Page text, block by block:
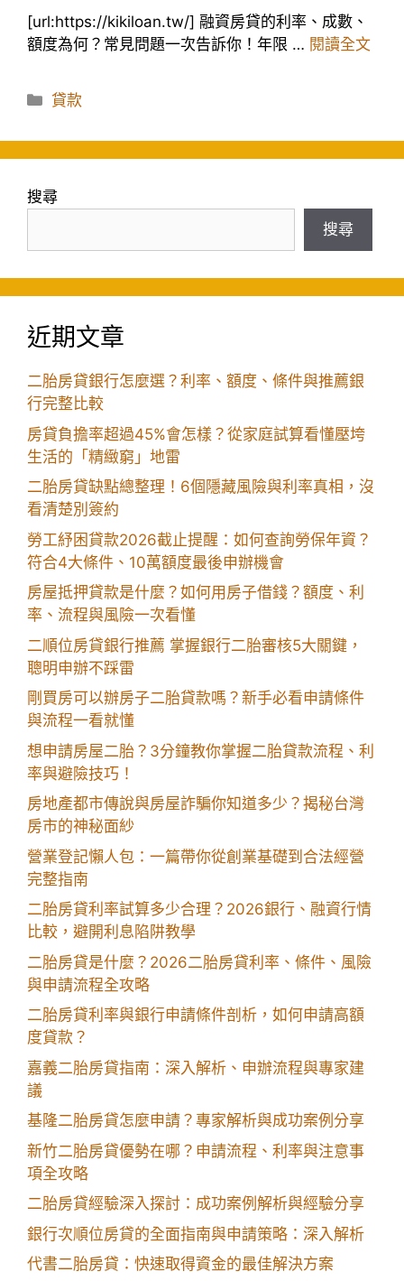
[url:https://kikiloan.tw/] 融資房貸的利率、成數、
額度為何？常見問題一次告訴你！年限 … 閱讀全文
分
貸款
搜尋
搜尋
近期文章
二胎房貸銀行怎麼選？利率、額度、條件與推薦銀
行完整比較
房貸負擔率超過45%會怎樣？從家庭試算看懂壓垮
生活的「精緻窮」地雷
二胎房貸缺點總整理！6個隱藏風險與利率真相，沒
看清楚別簽約
勞工紓困貸款2026截止提醒：如何查詢勞保年資？
符合4大條件、10萬額度最後申辦機會
房屋抵押貸款是什麼？如何用房子借錢？額度、利
率、流程與風險一次看懂
二順位房貸銀行推薦 掌握銀行二胎審核5大關鍵，
聰明申辦不踩雷
剛買房可以辦房子二胎貸款嗎？新手必看申請條件
與流程一看就懂
想申請房屋二胎？3分鐘教你掌握二胎貸款流程、利
率與避險技巧！
房地產都市傳說與房屋詐騙你知道多少？揭秘台灣
房市的神秘面紗
營業登記懶人包：一篇帶你從創業基礎到合法經營
完整指南
二胎房貸利率試算多少合理？2026銀行、融資行情
比較，避開利息陷阱教學
二胎房貸是什麼？2026二胎房貸利率、條件、風險
與申請流程全攻略
二胎房貸利率與銀行申請條件剖析，如何申請高額
度貸款？
嘉義二胎房貸指南：深入解析、申辦流程與專家建
議
基隆二胎房貸怎麼申請？專家解析與成功案例分享
新竹二胎房貸優勢在哪？申請流程、利率與注意事
項全攻略
二胎房貸經驗深入探討：成功案例解析與經驗分享
銀行次順位房貸的全面指南與申請策略：深入解析
代書二胎房貸：快速取得資金的最佳解決方案